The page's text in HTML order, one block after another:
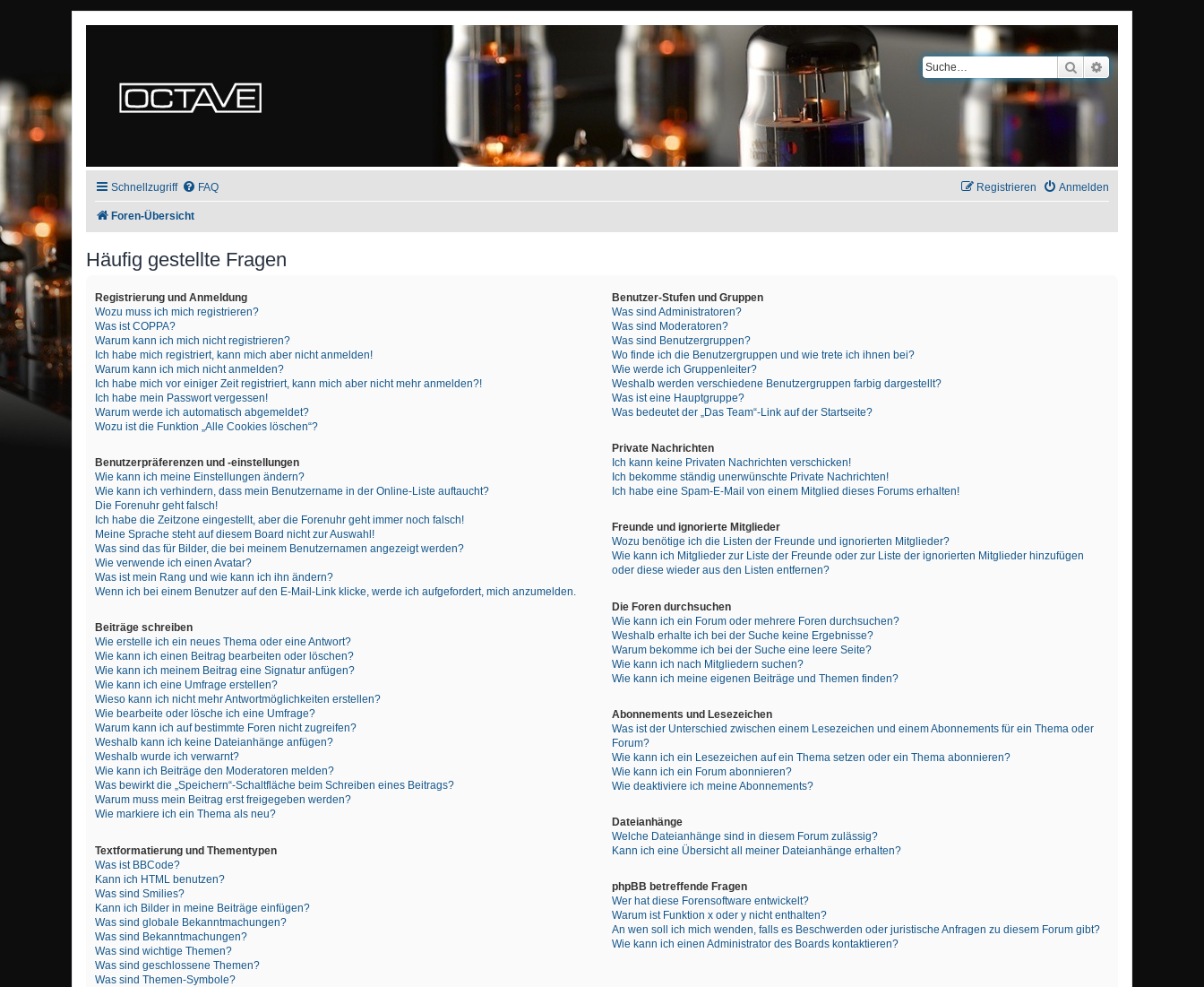
Suche
Schnellzugriff FAQ Anmelden
Registrieren
Foren-Übersicht
Häufig gestellte Fragen
Registrierung und Anmeldung
Wozu muss ich mich registrieren?
Was ist COPPA?
Warum kann ich mich nicht registrieren?
Ich habe mich registriert, kann mich aber nicht anmelden!
Warum kann ich mich nicht anmelden?
Ich habe mich vor einiger Zeit registriert, kann mich aber nicht mehr anmelden?!
Ich habe mein Passwort vergessen!
Warum werde ich automatisch abgemeldet?
Wozu ist die Funktion „Alle Cookies löschen“?
Benutzerpräferenzen und -einstellungen
Wie kann ich meine Einstellungen ändern?
Wie kann ich verhindern, dass mein Benutzername in der Online-Liste auftaucht?
Die Forenuhr geht falsch!
Ich habe die Zeitzone eingestellt, aber die Forenuhr geht immer noch falsch!
Meine Sprache steht auf diesem Board nicht zur Auswahl!
Was sind das für Bilder, die bei meinem Benutzernamen angezeigt werden?
Wie verwende ich einen Avatar?
Was ist mein Rang und wie kann ich ihn ändern?
Wenn ich bei einem Benutzer auf den E-Mail-Link klicke, werde ich aufgefordert, mich anzumelden.
Beiträge schreiben
Wie erstelle ich ein neues Thema oder eine Antwort?
Wie kann ich einen Beitrag bearbeiten oder löschen?
Wie kann ich meinem Beitrag eine Signatur anfügen?
Wie kann ich eine Umfrage erstellen?
Wieso kann ich nicht mehr Antwortmöglichkeiten erstellen?
Wie bearbeite oder lösche ich eine Umfrage?
Warum kann ich auf bestimmte Foren nicht zugreifen?
Weshalb kann ich keine Dateianhänge anfügen?
Weshalb wurde ich verwarnt?
Wie kann ich Beiträge den Moderatoren melden?
Was bewirkt die „Speichern“-Schaltfläche beim Schreiben eines Beitrags?
Warum muss mein Beitrag erst freigegeben werden?
Wie markiere ich ein Thema als neu?
Textformatierung und Thementypen
Was ist BBCode?
Kann ich HTML benutzen?
Was sind Smilies?
Kann ich Bilder in meine Beiträge einfügen?
Was sind globale Bekanntmachungen?
Was sind Bekanntmachungen?
Was sind wichtige Themen?
Was sind geschlossene Themen?
Was sind Themen-Symbole?
Benutzer-Stufen und Gruppen
Was sind Administratoren?
Was sind Moderatoren?
Was sind Benutzergruppen?
Wo finde ich die Benutzergruppen und wie trete ich ihnen bei?
Wie werde ich Gruppenleiter?
Weshalb werden verschiedene Benutzergruppen farbig dargestellt?
Was ist eine Hauptgruppe?
Was bedeutet der „Das Team“-Link auf der Startseite?
Private Nachrichten
Ich kann keine Privaten Nachrichten verschicken!
Ich bekomme ständig unerwünschte Private Nachrichten!
Ich habe eine Spam-E-Mail von einem Mitglied dieses Forums erhalten!
Freunde und ignorierte Mitglieder
Wozu benötige ich die Listen der Freunde und ignorierten Mitglieder?
Wie kann ich Mitglieder zur Liste der Freunde oder zur Liste der ignorierten Mitglieder hinzufügen
oder diese wieder aus den Listen entfernen?
Die Foren durchsuchen
Wie kann ich ein Forum oder mehrere Foren durchsuchen?
Weshalb erhalte ich bei der Suche keine Ergebnisse?
Warum bekomme ich bei der Suche eine leere Seite?
Wie kann ich nach Mitgliedern suchen?
Wie kann ich meine eigenen Beiträge und Themen finden?
Abonnements und Lesezeichen
Was ist der Unterschied zwischen einem Lesezeichen und einem Abonnements für ein Thema oder
Forum?
Wie kann ich ein Lesezeichen auf ein Thema setzen oder ein Thema abonnieren?
Wie kann ich ein Forum abonnieren?
Wie deaktiviere ich meine Abonnements?
Dateianhänge
Welche Dateianhänge sind in diesem Forum zulässig?
Kann ich eine Übersicht all meiner Dateianhänge erhalten?
phpBB betreffende Fragen
Wer hat diese Forensoftware entwickelt?
Warum ist Funktion x oder y nicht enthalten?
An wen soll ich mich wenden, falls es Beschwerden oder juristische Anfragen zu diesem Forum gibt?
Wie kann ich einen Administrator des Boards kontaktieren?